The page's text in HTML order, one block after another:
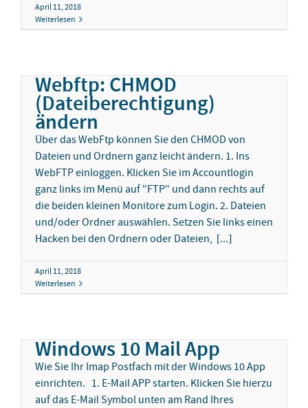
April 11, 2018
Weiterlesen
Webftp: CHMOD
(Dateiberechtigung)
ändern
Über das WebFtp können Sie den CHMOD von
Dateien und Ordnern ganz leicht ändern. 1. Ins
WebFTP einloggen. Klicken Sie im Accountlogin
ganz links im Menü auf "FTP" und dann rechts auf
die beiden kleinen Monitore zum Login. 2. Dateien
und/oder Ordner auswählen. Setzen Sie links einen
Hacken bei den Ordnern oder Dateien, [...]
April 11, 2018
Weiterlesen
Windows 10 Mail App
Wie Sie Ihr Imap Postfach mit der Windows 10 App
einrichten. 1. E-Mail APP starten. Klicken Sie hierzu
auf das E-Mail Symbol unten am Rand Ihres